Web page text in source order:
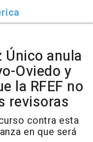
Único anula
Oviedo y
la RFEF no
revisoras
contra esta
en que será